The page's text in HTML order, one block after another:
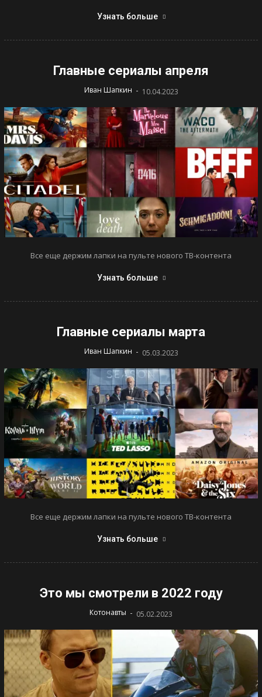
Узнать больше
Главные сериалы апреля
Иван Шапкин - 10.04.2023
Все еще держим лапки на пульте нового ТВ-контента
Узнать больше
Главные сериалы марта
Иван Шапкин - 05.03.2023
Все еще держим лапки на пульте нового ТВ-контента
Узнать больше
Это мы смотрели в 2022 году
Котонавты - 05.02.2023